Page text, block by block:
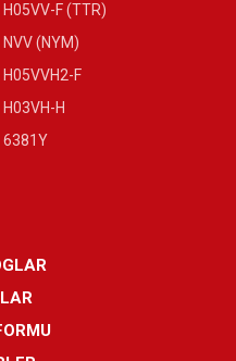
H05VV-F (TTR)
NVV (NYM)
H05VVH2-F
H03VH-H
6381Y